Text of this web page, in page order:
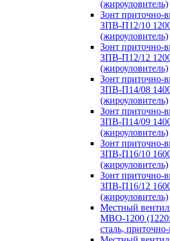
(жироуловитель)
Зонт приточно-
ЗПВ-П12/10
(жироуловитель)
Зонт приточно-
ЗПВ-П12/12
(жироуловитель)
Зонт приточно-
ЗПВ-П14/08
(жироуловитель)
Зонт приточно-
ЗПВ-П14/09
(жироуловитель)
Зонт приточно-
ЗПВ-П16/10
(жироуловитель)
Зонт приточно-
ЗПВ-П16/12
(жироуловитель)
Местный
МВО-1200
сталь,